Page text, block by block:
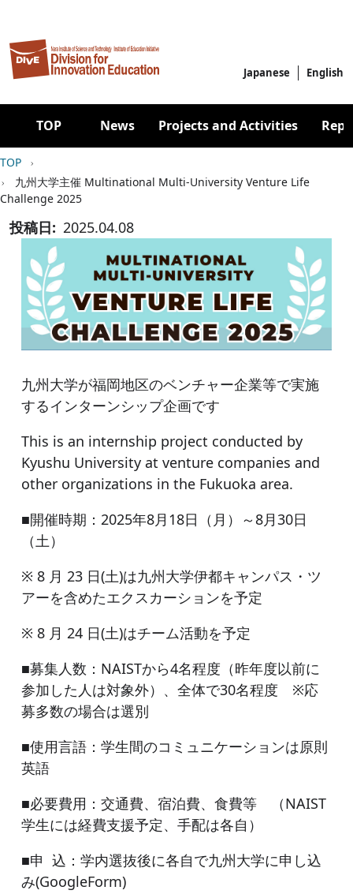
Japanese English
Main navigation
TOP News Projects and Activities
Breadcrumb
TOP
九州大学主催 Multinational Multi-University Venture Life
Challenge 2025
投稿日 2025.04.08
九州大学が福岡地区のベンチャー企業等で実施
するインターンシップ企画です
This is an internship project conducted by
Kyushu University at venture companies and
other organizations in the Fukuoka area.
■開催時期：2025年8月18日（月）～8月30日
（土）
※ 8 月 23 日(土)は九州大学伊都キャンパス・ツ
アーを含めたエクスカーションを予定
※ 8 月 24 日(土)はチーム活動を予定
■募集人数：NAISTから4名程度（昨年度以前に
参加した人は対象外）、全体で30名程度 ※応
募多数の場合は選別
■使用言語：学生間のコミュニケーションは原則
英語
■必要費用：交通費、宿泊費、食費等 （NAIST
学生には経費支援予定、手配は各自）
■申 込：学内選抜後に各自で九州大学に申し込
み(GoogleForm)